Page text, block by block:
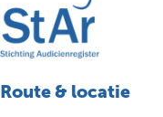
Route & locatie